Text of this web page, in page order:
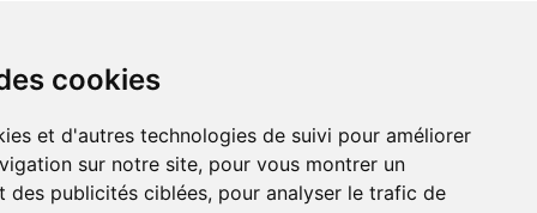
cookies
et d'autres technologies de suivi pour améliorer
sur notre site, pour vous montrer un
des publicités ciblées, pour analyser le trafic de